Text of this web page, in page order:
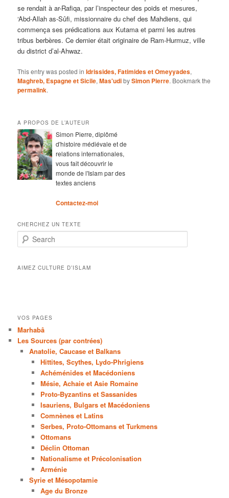
se rendait à ar-Rafiqa, par l’inspecteur des poids et mesures,
‘Abd-Allah as-Sûfi, missionnaire du chef des Mahdiens, qui
commença ses prédications aux Kutama et parmi les autres
tribus berbères. Ce dernier était originaire de Ram-Hurmuz, ville
du district d’al-Ahwaz.
This entry was posted inIdrissides, Fatimides et Omeyyades,
Maghreb, Espagne et Sicile,Mas'udibySimon Pierre. Bookmark the
permalink.
A PROPOS DE L’AUTEUR
Simon Pierre, diplômé
d'histoire médiévale et de
relations internationales,
vous fait découvrir le
monde de l'Islam par des
textes anciens
Contactez-moi
CHERCHEZ UN TEXTE
Search
AIMEZ CULTURE D’ISLAM
VOS PAGES
Marhabâ
Les Sources (par contrées)
Anatolie, Caucase et Balkans
Hittites, Scythes, Lydo-Phrigiens
Achéménides et Macédoniens
Mésie, Achaie et Asie Romaine
Proto-Byzantins et Sassanides
Isauriens, Bulgars et Macédoniens
Comnènes et Latins
Serbes, Proto-Ottomans et Turkmens
Ottomans
Déclin Ottoman
Nationalisme et Précolonisation
Arménie
Syrie et Mésopotamie
Age du Bronze